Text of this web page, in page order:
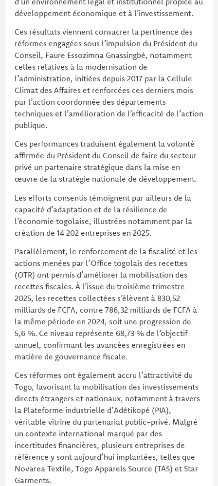
développement économique et à l’investissement.
Ces résultats viennent consacrer la pertinence des
réformes engagées sous l’impulsion du Président du
Conseil, Faure Essozimna Gnassingbé, notamment
celles relatives à la modernisation de
l’administration, initiées depuis 2017 par la Cellule
Climat des Affaires et renforcées ces derniers mois
par l’action coordonnée des départements
techniques et l’amélioration de l’efficacité de l’action
publique.
Ces performances traduisent également la volonté
affirmée du Président du Conseil de faire du secteur
privé un partenaire stratégique dans la mise en
œuvre de la stratégie nationale de développement.
Les efforts consentis témoignent par ailleurs de la
capacité d’adaptation et de la résilience de
l’économie togolaise, illustrées notamment par la
création de 14 202 entreprises en 2025.
Parallèlement, le renforcement de la fiscalité et les
actions menées par l’Office togolais des recettes
(OTR) ont permis d’améliorer la mobilisation des
recettes fiscales. À l’issue du troisième trimestre
2025, les recettes collectées s’élèvent à 830,52
milliards de FCFA, contre 786,32 milliards de FCFA à
la même période en 2024, soit une progression de
5,6 %. Ce niveau représente 68,73 % de l’objectif
annuel, confirmant les avancées enregistrées en
matière de gouvernance fiscale.
Ces réformes ont également accru l’attractivité du
Togo, favorisant la mobilisation des investissements
directs étrangers et nationaux, notamment à travers
la Plateforme industrielle d’Adétikopé (PIA),
véritable vitrine du partenariat public-privé. Malgré
un contexte international marqué par des
incertitudes financières, plusieurs entreprises de
référence y sont aujourd’hui implantées, telles que
Novarea Textile, Togo Apparels Source (TAS) et Star
Garments.